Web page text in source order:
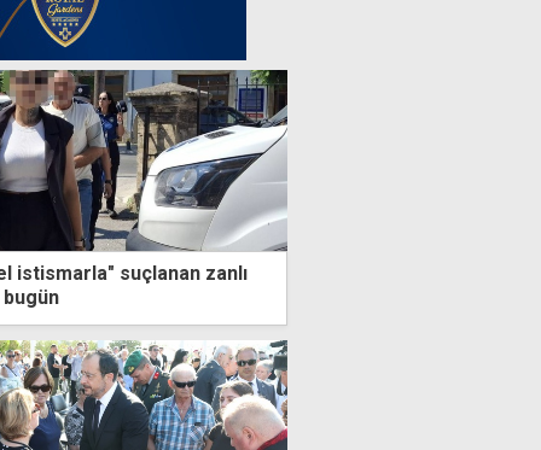
istismarla" suçlanan zanlı
bugün